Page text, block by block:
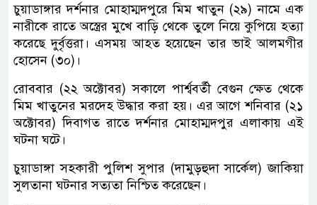
চুয়াডাঙ্গার দর্শনার মোহাম্মদপুরে মিম খাতুন (২৯) নামে এক
নারীকে রাতে অস্ত্রের মুখে বাড়ি থেকে তুলে নিয়ে কুপিয়ে হত্যা
করেছে দুর্বৃত্তরা। এসময় আহত হয়েছেন তার ভাই আলমগীর
হোসেন (৩০)।
রোববার (২২ অক্টোবর) সকালে পার্শ্ববর্তী বেগুন ক্ষেত থেকে
মিম খাতুনের মরদেহ উদ্ধার করা হয়। এর আগে শনিবার (২১
অক্টোবর) দিবাগত রাতে দর্শনার মোহাম্মদপুর এলাকায় এই
ঘটনা ঘটে।
চুয়াডাঙ্গা সহকারী পুলিশ সুপার (দামুড়হুদা সার্কেল) জাকিয়া
সুলতানা ঘটনার সত্যতা নিশ্চিত করেছেন।